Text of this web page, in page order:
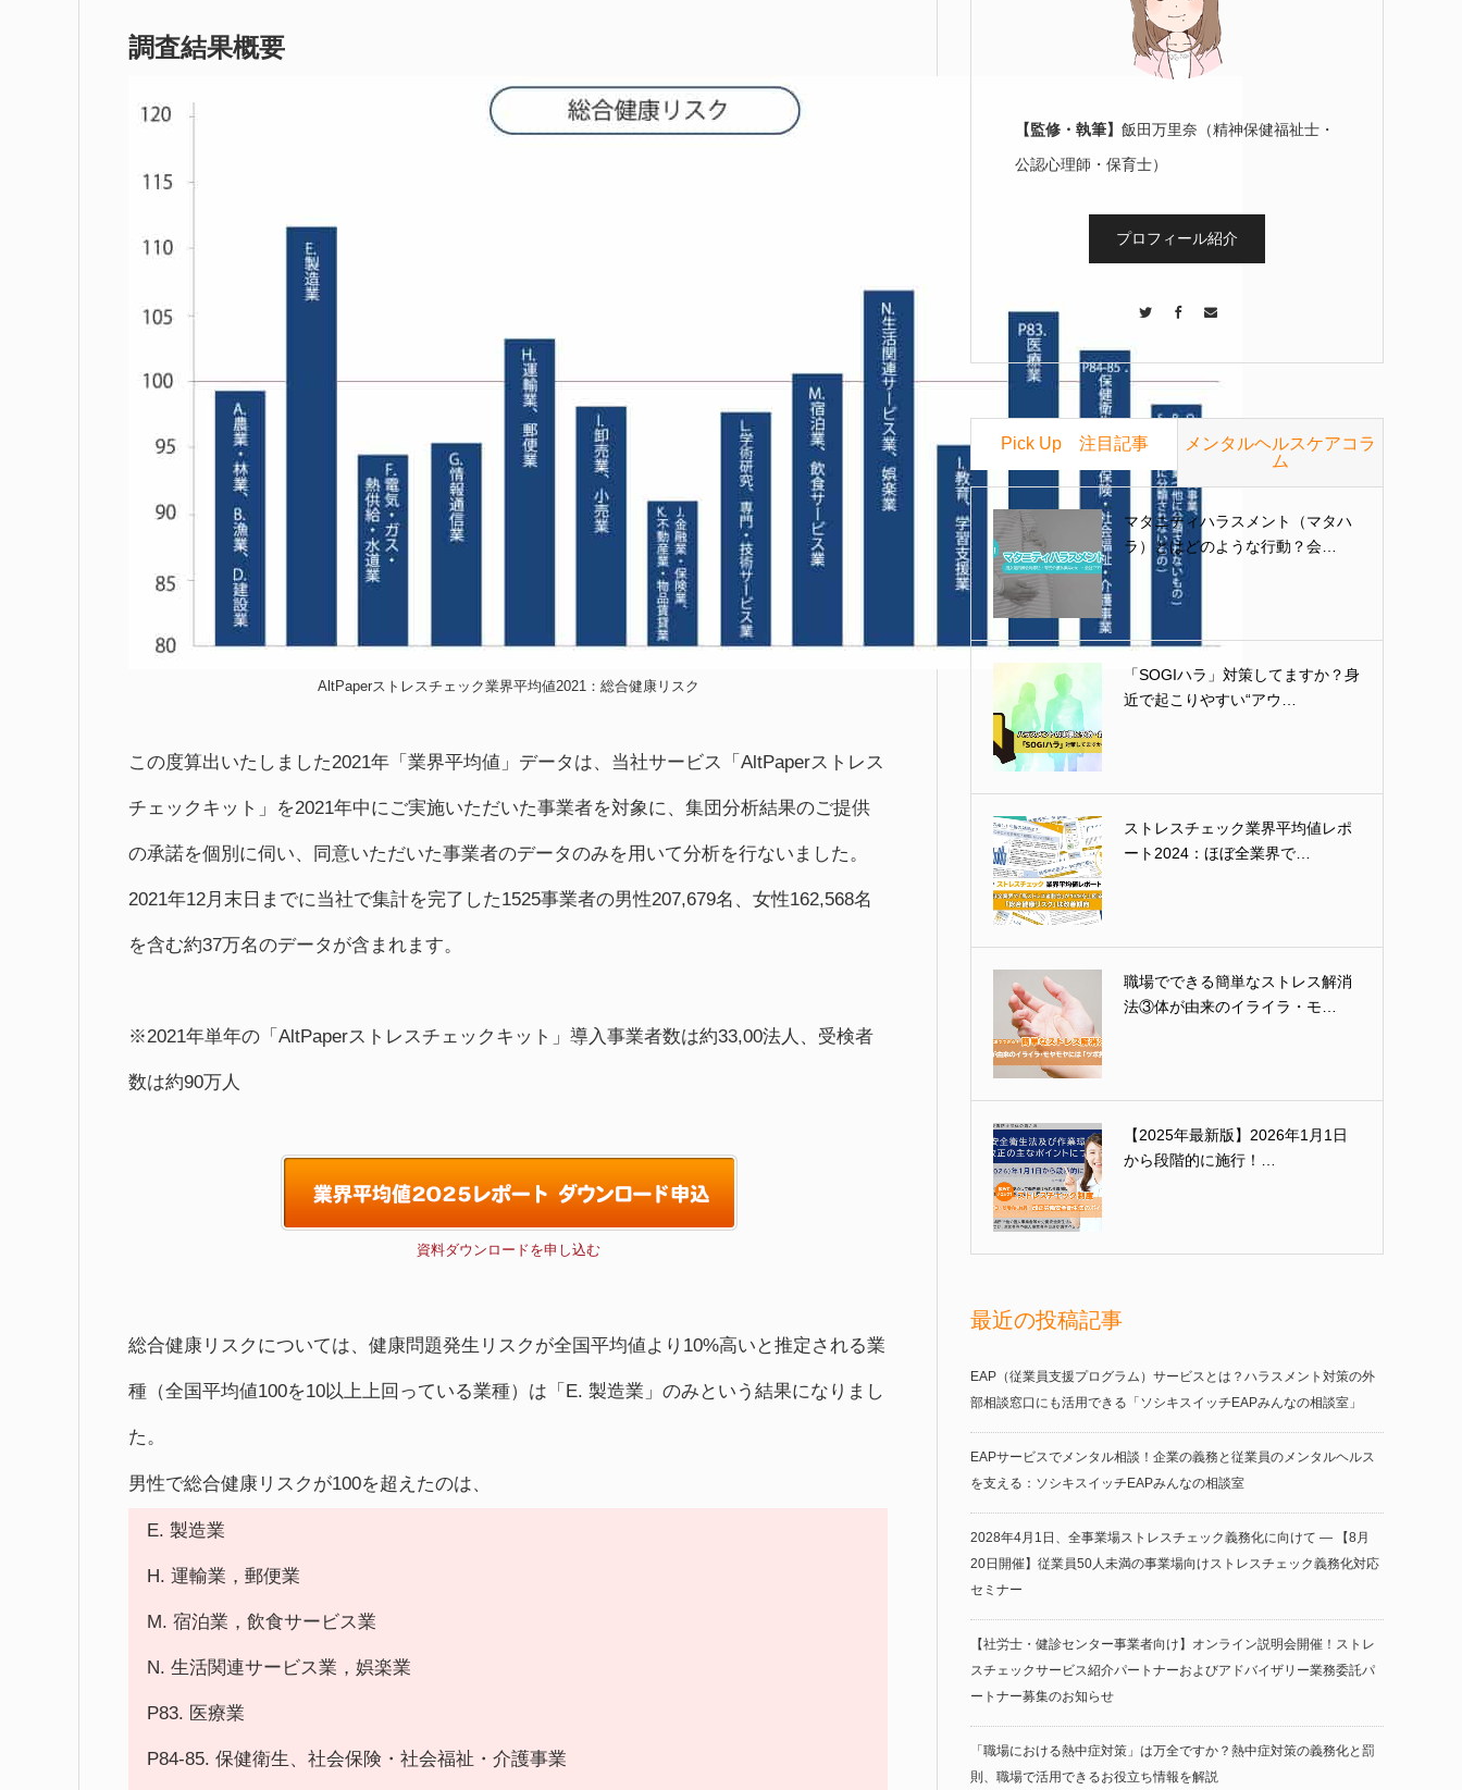
調査結果概要
AltPaperストレスチェック業界平均値2021：総合健康リスク
この度算出いたしました2021年「業界平均値」データは、当社サービス「AltPaperストレス
チェックキット」を2021年中にご実施いただいた事業者を対象に、集団分析結果のご提供
の承諾を個別に伺い、同意いただいた事業者のデータのみを用いて分析を行ないました。
2021年12月末日までに当社で集計を完了した1525事業者の男性207,679名、女性162,568名
を含む約37万名のデータが含まれます。
※2021年単年の「AltPaperストレスチェックキット」導入事業者数は約33,00法人、受検者
数は約90万人
資料ダウンロードを申し込む
総合健康リスクについては、健康問題発生リスクが全国平均値より10%高いと推定される業
種（全国平均値100を10以上上回っている業種）は「E. 製造業」のみという結果になりまし
た。
男性で総合健康リスクが100を超えたのは、
E. 製造業
H. 運輸業，郵便業
M. 宿泊業，飲食サービス業
N. 生活関連サービス業，娯楽業
P83. 医療業
P84-85. 保健衛生、社会保険・社会福祉・介護事業
【監修・執筆】 飯田万里奈（精神保健福祉士・
公認心理師・保育士）
プロフィール紹介
Pick Up 注目記事
メンタルヘルスケアコラ
ム
マタニティハラスメント（マタハ
ラ）とはどのような行動？会…
「SOGIハラ」対策してますか？身
近で起こりやすい“アウ…
ストレスチェック業界平均値レポ
ート2024：ほぼ全業界で…
職場でできる簡単なストレス解消
法③体が由来のイライラ・モ…
【2025年最新版】2026年1月1日
から段階的に施行！…
最近の投稿記事
EAP（従業員支援プログラム）サービスとは？ハラスメント対策の外
部相談窓口にも活用できる「ソシキスイッチEAPみんなの相談室」
EAPサービスでメンタル相談！企業の義務と従業員のメンタルヘルス
を支える：ソシキスイッチEAPみんなの相談室
2028年4月1日、全事業場ストレスチェック義務化に向けて ― 【8月
20日開催】従業員50人未満の事業場向けストレスチェック義務化対応
セミナー
【社労士・健診センター事業者向け】オンライン説明会開催！ストレ
スチェックサービス紹介パートナーおよびアドバイザリー業務委託パ
ートナー募集のお知らせ
「職場における熱中症対策」は万全ですか？熱中症対策の義務化と罰
則、職場で活用できるお役立ち情報を解説